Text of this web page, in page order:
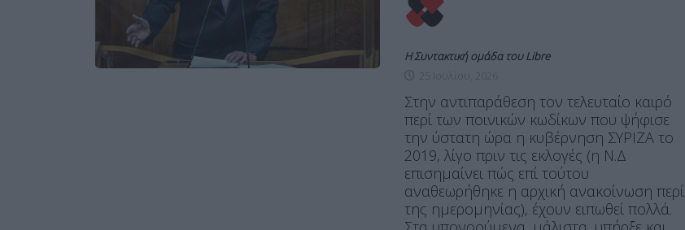
Η Συντακτική ομάδα του Libre
Στην αντιπαράθεση τον τελευταίο καιρό
περί των ποινικών κωδίκων που ψήφισε
την ύστατη ώρα η κυβέρνηση ΣΥΡΙΖΑ το
2019, λίγο πριν τις εκλογές (η Ν.Δ
επισημαίνει πώς επί τούτου
αναθεωρήθηκε η αρχική ανακοίνωση περί
της ημερομηνίας), έχουν ειπωθεί πολλά.